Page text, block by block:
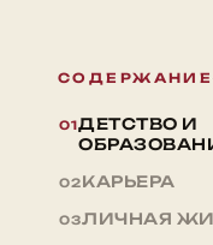
СОДЕРЖАНИЕ
ДЕТСТВО И
КАРЬЕРА
ЛИЧНАЯ